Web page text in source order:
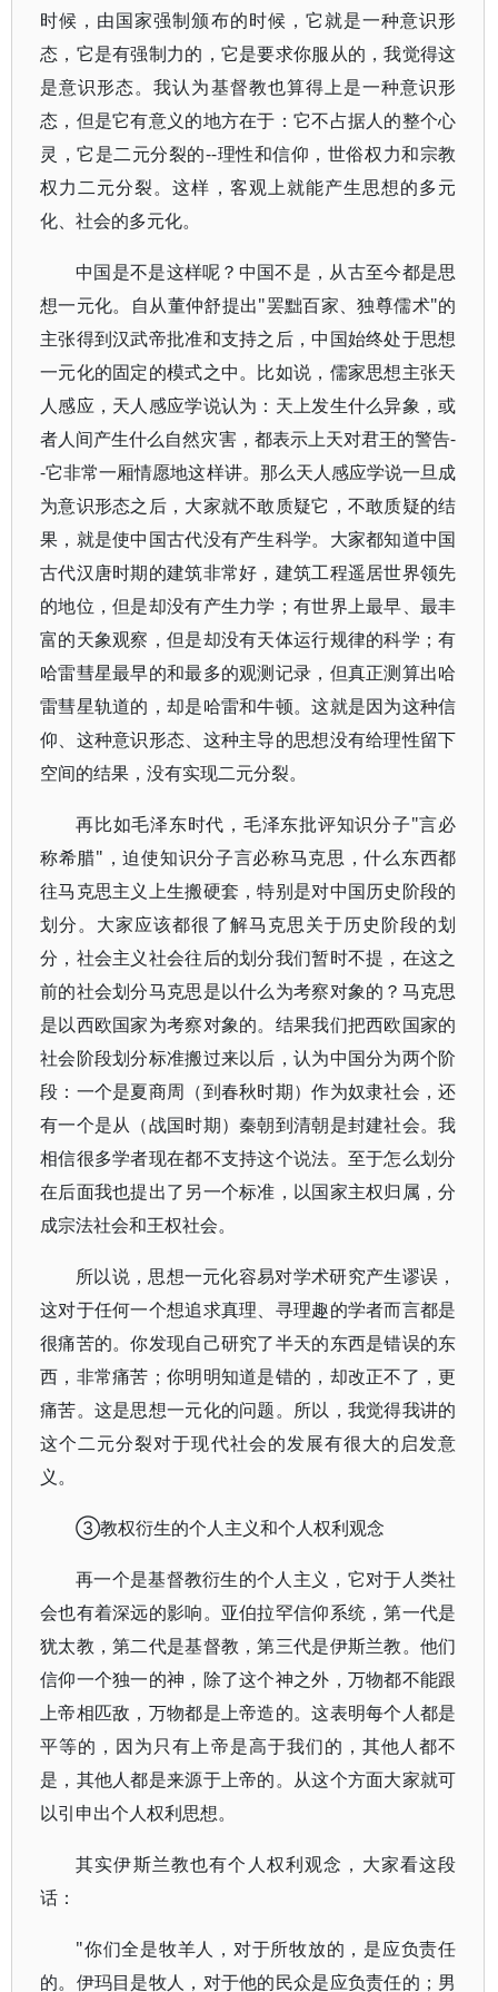
时候，由国家强制颁布的时候，它就是一种意识形
态，它是有强制力的，它是要求你服从的，我觉得这
是意识形态。我认为基督教也算得上是一种意识形
态，但是它有意义的地方在于：它不占据人的整个心
灵，它是二元分裂的--理性和信仰，世俗权力和宗教
权力二元分裂。这样，客观上就能产生思想的多元
化、社会的多元化。
中国是不是这样呢？中国不是，从古至今都是思
想一元化。自从董仲舒提出"罢黜百家、独尊儒术"的
主张得到汉武帝批准和支持之后，中国始终处于思想
一元化的固定的模式之中。比如说，儒家思想主张天
人感应，天人感应学说认为：天上发生什么异象，或
者人间产生什么自然灾害，都表示上天对君王的警告-
-它非常一厢情愿地这样讲。那么天人感应学说一旦成
为意识形态之后，大家就不敢质疑它，不敢质疑的结
果，就是使中国古代没有产生科学。大家都知道中国
古代汉唐时期的建筑非常好，建筑工程遥居世界领先
的地位，但是却没有产生力学；有世界上最早、最丰
富的天象观察，但是却没有天体运行规律的科学；有
哈雷彗星最早的和最多的观测记录，但真正测算出哈
雷彗星轨道的，却是哈雷和牛顿。这就是因为这种信
仰、这种意识形态、这种主导的思想没有给理性留下
空间的结果，没有实现二元分裂。
再比如毛泽东时代，毛泽东批评知识分子"言必
称希腊"，迫使知识分子言必称马克思，什么东西都
往马克思主义上生搬硬套，特别是对中国历史阶段的
划分。大家应该都很了解马克思关于历史阶段的划
分，社会主义社会往后的划分我们暂时不提，在这之
前的社会划分马克思是以什么为考察对象的？马克思
是以西欧国家为考察对象的。结果我们把西欧国家的
社会阶段划分标准搬过来以后，认为中国分为两个阶
段：一个是夏商周（到春秋时期）作为奴隶社会，还
有一个是从（战国时期）秦朝到清朝是封建社会。我
相信很多学者现在都不支持这个说法。至于怎么划分
在后面我也提出了另一个标准，以国家主权归属，分
成宗法社会和王权社会。
所以说，思想一元化容易对学术研究产生谬误，
这对于任何一个想追求真理、寻理趣的学者而言都是
很痛苦的。你发现自己研究了半天的东西是错误的东
西，非常痛苦；你明明知道是错的，却改正不了，更
痛苦。这是思想一元化的问题。所以，我觉得我讲的
这个二元分裂对于现代社会的发展有很大的启发意
义。
③教权衍生的个人主义和个人权利观念
再一个是基督教衍生的个人主义，它对于人类社
会也有着深远的影响。亚伯拉罕信仰系统，第一代是
犹太教，第二代是基督教，第三代是伊斯兰教。他们
信仰一个独一的神，除了这个神之外，万物都不能跟
上帝相匹敌，万物都是上帝造的。这表明每个人都是
平等的，因为只有上帝是高于我们的，其他人都不
是，其他人都是来源于上帝的。从这个方面大家就可
以引申出个人权利思想。
其实伊斯兰教也有个人权利观念，大家看这段
话：
"你们全是牧羊人，对于所牧放的，是应负责任
的。伊玛目是牧人，对于他的民众是应负责任的；男